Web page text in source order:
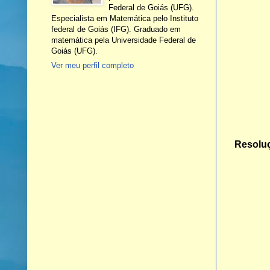
Federal de Goiás (UFG).
Especialista em Matemática pelo Instituto
federal de Goiás (IFG). Graduado em
matemática pela Universidade Federal de
Goiás (UFG).
Ver meu perfil completo